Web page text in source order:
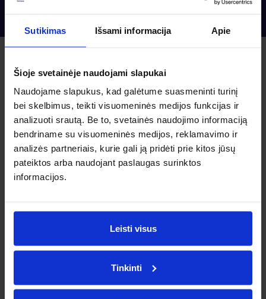
Sutikimas Išsami informacija Apie
Šioje svetainėje naudojami slapukai
Naudojame slapukus, kad galėtume suasmeninti turinį
bei skelbimus, teikti visuomeninės medijos funkcijas ir
analizuoti srautą. Be to, svetainės naudojimo informaciją
bendriname su visuomeninės medijos, reklamavimo ir
analizės partneriais, kurie gali ją pridėti prie kitos jūsų
pateiktos arba naudojant paslaugas surinktos
informacijos.
Leisti visus
Tinkinti
Pradžia su Banqup
Kaip pradėti naudotis
Banqup?
Išbandyk Premium planą nemokamai pirmus tris
mėnesiuis ir atrask visus Banqup privalumus.
Užregistruok savo įmonę su Smart-ID arba M-parašu,
susikurk slaptažodį ir viskas!
gavimas. Susikonfigūravęs aplinką išrašyk sąskaitą
sąskaitas iš skirtingų tiekėjų į Banqup su automatiškai
supildytais duomenimis.